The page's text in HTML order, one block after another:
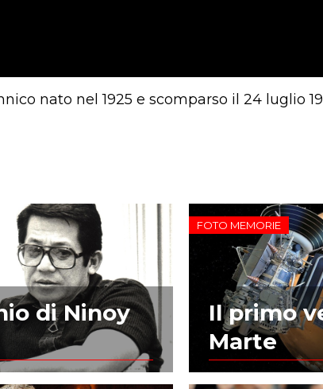
nato nel 1925 e scomparso il 24 luglio
di Ninoy
FOTO MEMORIE
Il primo
Marte